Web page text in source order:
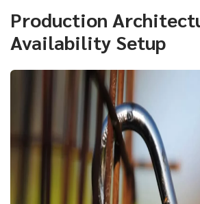
Production
Availability Setup